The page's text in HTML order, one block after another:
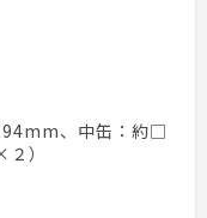
、中缶：約□
）